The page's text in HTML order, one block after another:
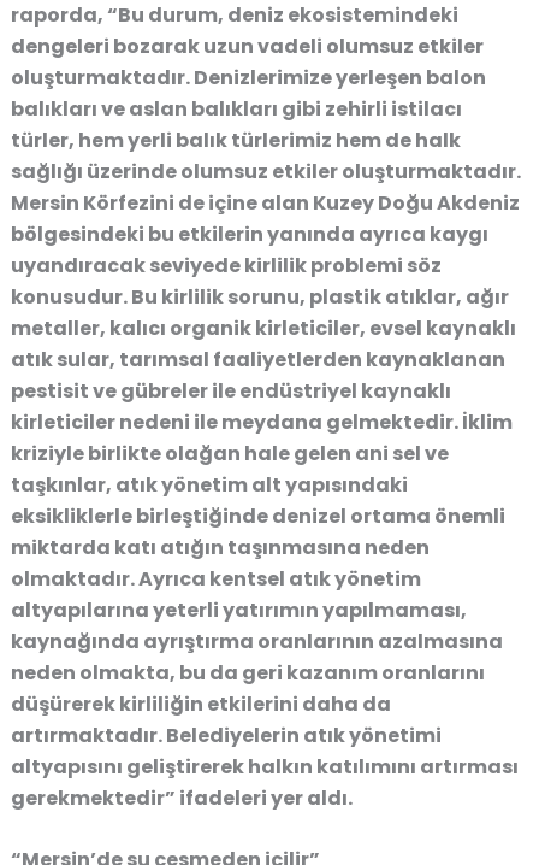
raporda, “Bu durum, deniz ekosistemindeki
dengeleri bozarak uzun vadeli olumsuz etkiler
oluşturmaktadır. Denizlerimize yerleşen balon
balıkları ve aslan balıkları gibi zehirli istilacı
türler, hem yerli balık türlerimiz hem de halk
sağlığı üzerinde olumsuz etkiler oluşturmaktadır.
Mersin Körfezini de içine alan Kuzey Doğu Akdeniz
bölgesindeki bu etkilerin yanında ayrıca kaygı
uyandıracak seviyede kirlilik problemi söz
konusudur. Bu kirlilik sorunu, plastik atıklar, ağır
metaller, kalıcı organik kirleticiler, evsel kaynaklı
atık sular, tarımsal faaliyetlerden kaynaklanan
pestisit ve gübreler ile endüstriyel kaynaklı
kirleticiler nedeni ile meydana gelmektedir. İklim
kriziyle birlikte olağan hale gelen ani sel ve
taşkınlar, atık yönetim alt yapısındaki
eksikliklerle birleştiğinde denizel ortama önemli
miktarda katı atığın taşınmasına neden
olmaktadır. Ayrıca kentsel atık yönetim
altyapılarına yeterli yatırımın yapılmaması,
kaynağında ayrıştırma oranlarının azalmasına
neden olmakta, bu da geri kazanım oranlarını
düşürerek kirliliğin etkilerini daha da
artırmaktadır. Belediyelerin atık yönetimi
altyapısını geliştirerek halkın katılımını artırması
gerekmektedir” ifadeleri yer aldı.